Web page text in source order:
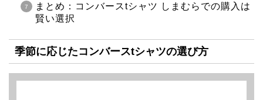
まとめ：コンバースtシャツ しまむらでの購入は
賢い選択
季節に応じたコンバースtシャツの選び方